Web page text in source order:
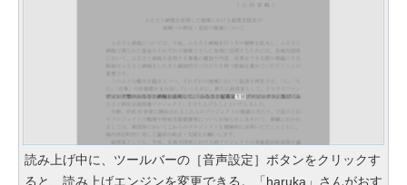
読み上げ中に、ツールバーの［音声設定］ボタンをクリックす
ると、読み上げエンジンを変更できる。「haruka」さんがおす